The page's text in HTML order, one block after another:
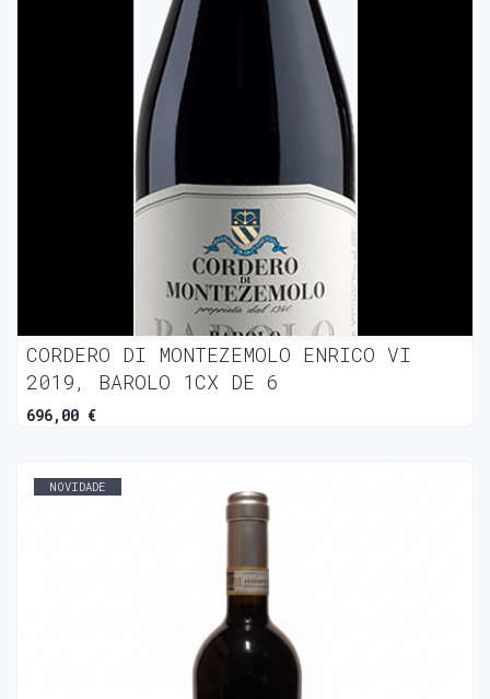
CORDERO DI MONTEZEMOLO ENRICO VI
2019, BAROLO 1CX DE 6
696,00 €
NOVIDADE